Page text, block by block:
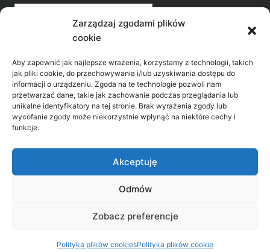
Zarządzaj zgodami plików
cookie
Aby zapewnić jak najlepsze wrażenia, korzystamy z technologii, takich
jak pliki cookie, do przechowywania i/lub uzyskiwania dostępu do
informacji o urządzeniu. Zgoda na te technologie pozwoli nam
przetwarzać dane, takie jak zachowanie podczas przeglądania lub
unikalne identyfikatory na tej stronie. Brak wyrażenia zgody lub
wycofanie zgody może niekorzystnie wpłynąć na niektóre cechy i
funkcje.
Akceptuję
Odmów
Zobacz preferencje
Polityka plików cookiesPolityka plików cookie
Archiwa
POZNAJ LEPIEJ NASZ REGION
>Gołdap Mazurski Zdrój
31, 19-500 Gołdap